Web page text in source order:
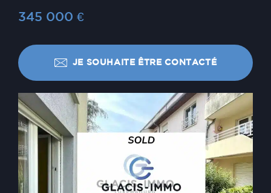
345 000 €
JE SOUHAITE ÊTRE CONTACTÉ